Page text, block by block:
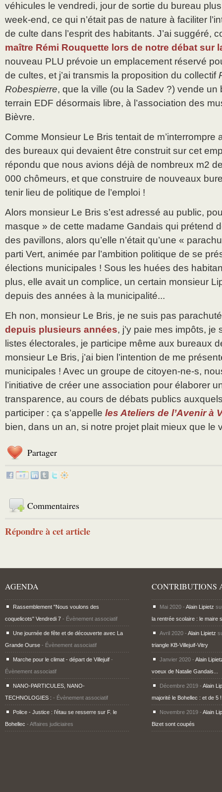
véhicules le vendredi, jour de sortie du bureau
week-end, ce qui n’était pas de nature à faciliter
de culte dans l’esprit des habitants. J’ai suggéré,
maître Rémi Rouquette lors de notre débat sur
nouveau PLU prévoie un emplacement réservé
de cultes, et j’ai transmis la proposition du collectif
Robespierre, que la ville (ou la Sadev ?) vende un
terrain EDF désormais libre, à l’association des
Bièvre.
Comme Monsieur Le Bris tentait de m’interrompre
des bureaux qui devaient être construit sur cet
répondu que nous avions déjà de nombreux m2
000 chômeurs, et que construire de nouveaux
tenir lieu de politique de l’emploi !
Alors monsieur Le Bris s’est adressé au public,
masque » de cette madame Gandais qui prétend
des pavillons, alors qu’elle n’était qu’une «
parti Vert, animée par l’ambition politique de se
élections municipales ! Sous les huées des
plus, elle avait un complice, un certain monsieur
depuis des années à la municipalité...
Eh non, monsieur Le Bris, je ne suis pas
depuis plusieurs années, j’y paie mes impôts, je
listes électorales, je participe même aux bureaux
monsieur Le Bris, j’ai bien l’intention de me
municipales ! Avec un groupe de citoyen-ne-s,
l’initiative de créer une association pour élaborer
transparence, au cours de débats publics
participer : ça s’appelle les Ateliers de l’Avenir à
bien, dans un an, si notre projet plait mieux que le
Partager
Commentaires
Répondre à cet article
AGENDA
Rassemblement "Nous voulons des
coquelicots" Vendredi 7 - Évènement associatif
Une journée de fête et de découverte avec La
Grande Ourse - Évènement associatif
Marche pour le climat - départ de Villejuif -
Évènement associatif
NANO-PARTICULES, NANO-
TECHNOLOGIES : - Évènement associatif
Police - Justice : l’étau se resserre sur F. le
Bohellec - Affaires judiciaires
CONTRIBUTIONS
Mai 2020 - Alain Lipietz
la rentrée scolaire : le maire
Avril 2020 - Alain Lipietz
triangle KB-Villejuif-Vitry
Janvier 2020 - Alain
voeux de Natalie Gandais...
Décembre 2019 - Alain
majorité le Bohellec : et de 5 !
Novembre 2019 - Alain
Bizet sont coupés